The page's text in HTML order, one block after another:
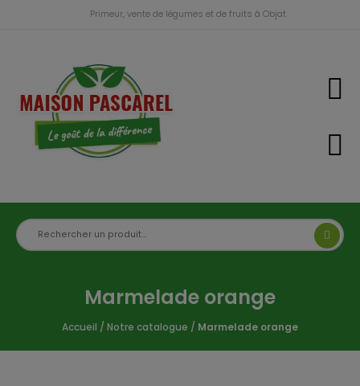
Primeur, vente de légumes et de fruits à Objat
Marmelade orange
Accueil / Notre catalogue / Marmelade orange